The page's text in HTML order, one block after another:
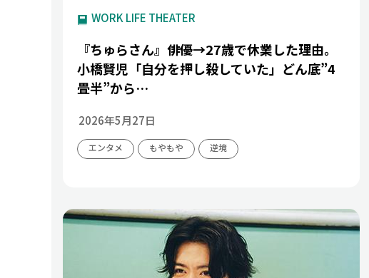
WORK LIFE THEATER
『ちゅらさん』俳優→27歳で休業した理由。
小橋賢児「自分を押し殺していた」どん底”4
畳半”から…
2026年5月27日
エンタメ もやもや 逆境